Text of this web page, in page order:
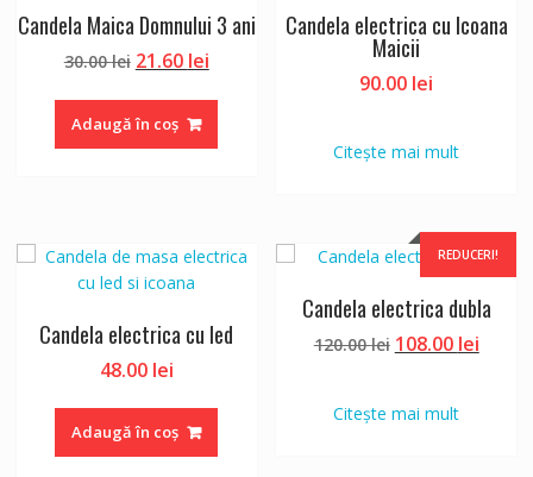
Candela Maica Domnului 3 ani
30.00lei Prețul
a
fost:
21.60 leiPrețul
Adaugă în coș
Candela electrica cu Icoana
Maicii
90.00 lei
Citește mai mult
Candela electrica cu led
48.00 lei
Adaugă în coș
REDUCERI!
Candela electrica dubla
120.00lei Prețul
fost:
108.00 leiPrețul
Citește mai mult